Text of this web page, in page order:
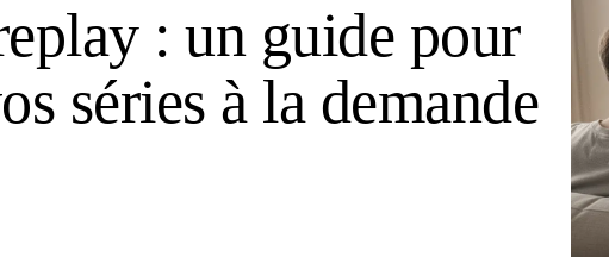
: un guide pour
séries à la demande